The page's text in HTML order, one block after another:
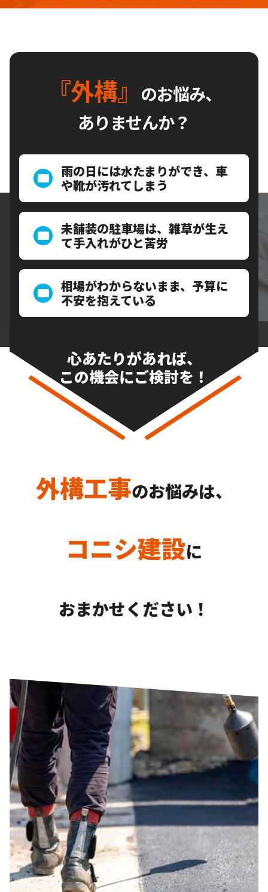
『外構』
のお悩み、
ありませんか？
雨の日には水たまりができ、車
や靴が汚れてしまう
未舗装の駐車場は、雑草が生え
て手入れがひと苦労
相場がわからないまま、予算に
不安を抱えている
心あたりがあれば、
この機会にご検討を！
外構工事のお悩みは、
コニシ建設に
おまかせください！